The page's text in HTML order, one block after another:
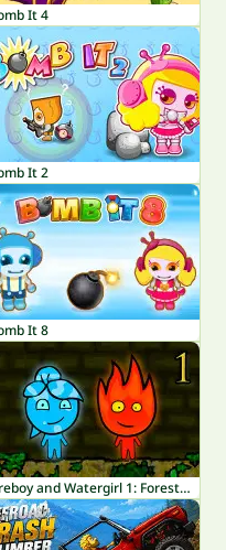
It 4
It 2
It 8
Fireboy and Watergirl 1: Forest Temple